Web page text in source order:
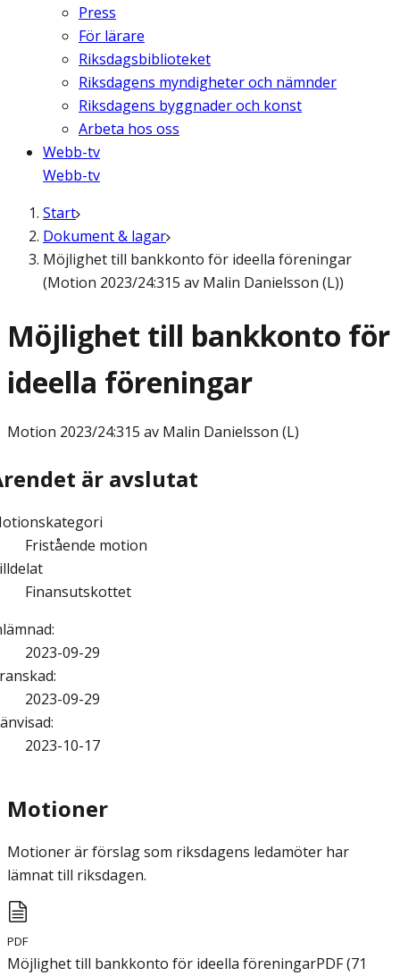
Press
För lärare
Riksdagsbiblioteket
Riksdagens myndigheter och nämnder
Riksdagens byggnader och konst
Arbeta hos oss
Webb-tv
Webb-tv
Start
Dokument & lagar
Möjlighet till bankkonto för ideella föreningar
(Motion 2023/24:315 av Malin Danielsson (L))
Möjlighet till bankkonto för
ideella föreningar
Motion 2023/24:315 av Malin Danielsson (L)
är avslutat
Fristående motion
Finansutskottet
:
2023-09-29
:
2023-09-29
:
2023-10-17
Motioner
Motioner är förslag som riksdagens ledamöter har
lämnat till riksdagen.
PDF
Möjlighet till bankkonto för ideella föreningarPDF(71